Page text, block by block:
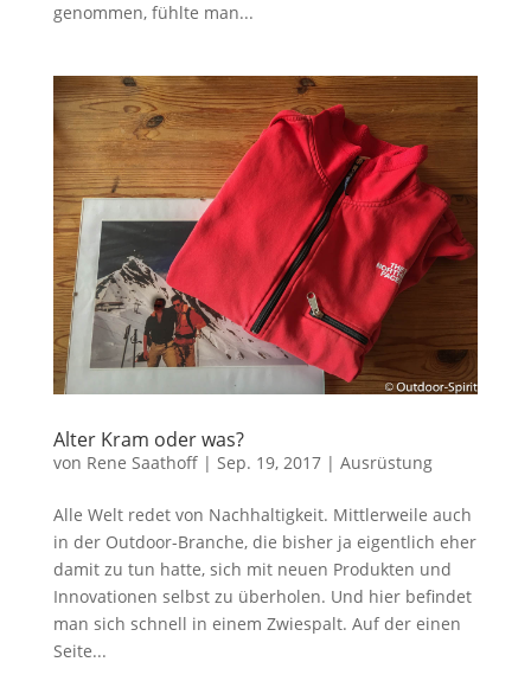
genommen, fühlte man...
Alter Kram oder was?
von Rene Saathoff| Sep. 19, 2017| Ausrüstung
Alle Welt redet von Nachhaltigkeit. Mittlerweile auch
in der Outdoor-Branche, die bisher ja eigentlich eher
damit zu tun hatte, sich mit neuen Produkten und
Innovationen selbst zu überholen. Und hier befindet
man sich schnell in einem Zwiespalt. Auf der einen
Seite...